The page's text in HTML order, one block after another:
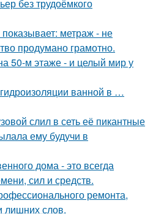
без трудоёмкого
метраж - не
продумано грамотно.
50-м этаже - и целый мир у
ванной в …
слил в сеть её пикантные
ему будучи в
дома - это всегда
сил и средств.
ремонта,
лишних слов.